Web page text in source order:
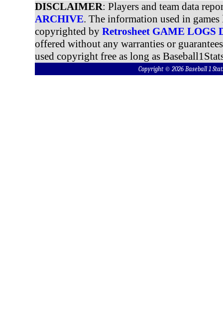
DISCLAIMER: Players and team data
ARCHIVE. The information used in
copyrighted by Retrosheet GAME LOGS
offered without any warranties or
used copyright free as long as
Copyright © 2026 Baseball 1